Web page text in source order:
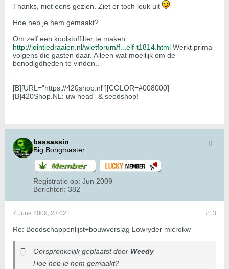
Thanks, niet eens gezien. Ziet er toch leuk uit
Hoe heb je hem gemaakt?
Om zelf een koolstoffilter te maken:
http://jointjedraaien.nl/wietforum/f...elf-t1814.html Werkt prima
volgens die gasten daar. Alleen wat moeilijk om de
benodigdheden te vinden..
[B][URL="https://420shop.nl"][COLOR=#008000]
[B]420Shop.NL: uw head- & seedshop!
bassassin
Big Bongmaster
Registratie op: Jun 2009
Berichten: 382
#13
7 June 2009, 23:02
Re: Boodschappenlijst+bouwverslag Lowryder microkw
Oorspronkelijk geplaatst door Weedy
Hoe heb je hem gemaakt?